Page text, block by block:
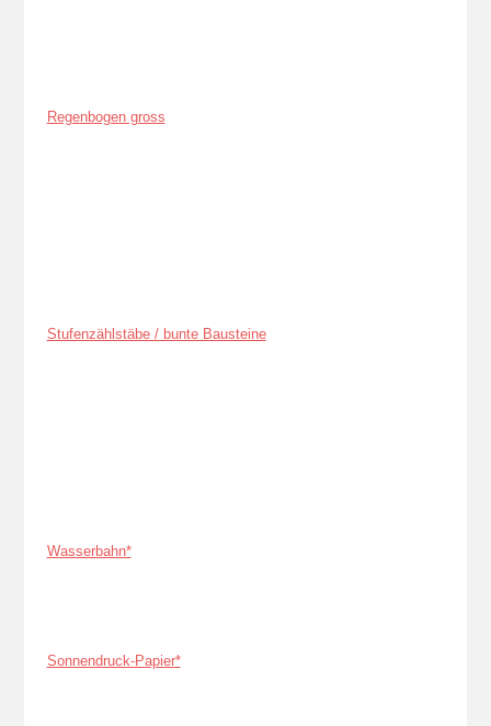
Regenbogen gross
Stufenzählstäbe / bunte Bausteine
Wasserbahn*
Sonnendruck-Papier*